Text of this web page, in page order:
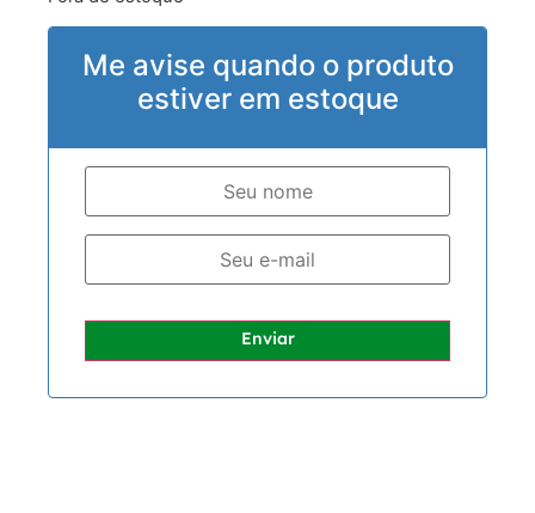
Me avise quando o produto
estiver em estoque
Enviar